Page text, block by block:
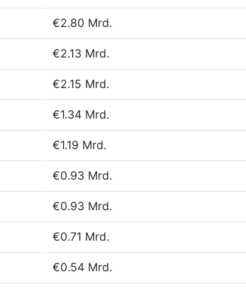
€2.80 Mrd.
€2.13 Mrd.
€2.15 Mrd.
€1.34 Mrd.
€1.19 Mrd.
€0.93 Mrd.
€0.93 Mrd.
€0.71 Mrd.
€0.54 Mrd.